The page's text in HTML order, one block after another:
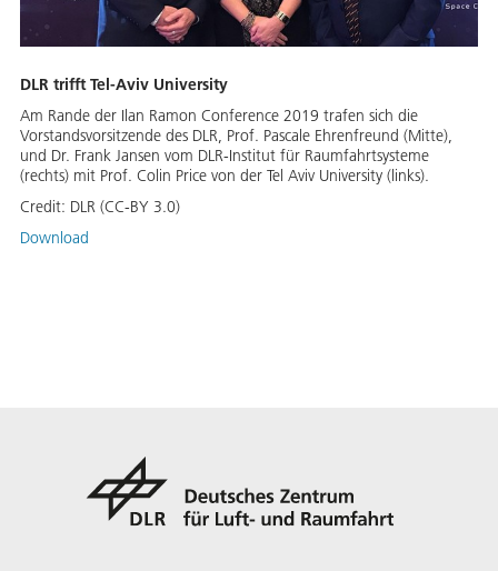
DLR trifft Tel-Aviv University
Am Rande der Ilan Ramon Conference 2019 trafen sich die
Vorstandsvorsitzende des DLR, Prof. Pascale Ehrenfreund (Mitte),
und Dr. Frank Jansen vom DLR-Institut für Raumfahrtsysteme
(rechts) mit Prof. Colin Price von der Tel Aviv University (links).
Credit: DLR (CC-BY 3.0)
Download